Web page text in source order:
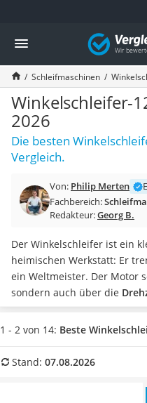
Die beliebtesten Vergleiche
Baumarkt
Tresor feuerfest
Makita-Akku-Rasenmäher
Kappsäge
Smartes Türschloss
Akku-Rasentrimmer
Feuchtigkeitsmessgerät
Split-Klimaanlage 2 Innengeräte
Bohrmaschine
Tiefbrunnenpumpe
Hochdruckreiniger
Doppelschleifer
Überwachungskamera
Benzinrasenmäher mit
Akku-Laubsauger
Multimeter
Gasdurchlauferhitzer
Vergleich
Schleifmaschinen
Winkelschleifer-
2026
Die besten
Vergleich.
Von: Philip Merten
Fachbereich:
Redakteur:Georg B.
Der Winkelschleifer ist ein
heimischen Werkstatt: Er
ein Weltmeister. Der Motor
sondern auch über die
Werkstoffen gerecht zu
Test- bzw.
Sicherheitsmechanismen
Metabo WE 17-
1 - 2 von 14: Beste
Stand: 07.08.2026